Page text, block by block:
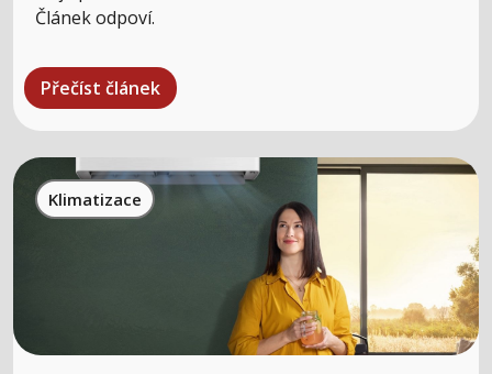
Článek odpoví.
Přečíst článek
Klimatizace